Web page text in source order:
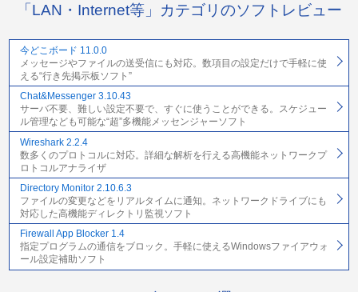
「LAN・Internet等」カテゴリのソフトレビュー
今どこボード 11.0.0
メッセージやファイルの送受信にも対応。数項目の設定だけで手軽に使
える“行き先掲示板ソフト”
Chat&Messenger 3.10.43
サーバ不要、難しい設定不要で、すぐに使うことができる。スケジュー
ル管理なども可能な“超”多機能メッセンジャーソフト
Wireshark 2.2.4
数多くのプロトコルに対応。詳細な解析を行える高機能ネットワークプ
ロトコルアナライザ
Directory Monitor 2.10.6.3
ファイルの変更などをリアルタイムに通知。ネットワークドライブにも
対応した高機能ディレクトリ監視ソフト
Firewall App Blocker 1.4
指定プログラムの通信をブロック。手軽に使えるWindowsファイアウォ
ール設定補助ソフト